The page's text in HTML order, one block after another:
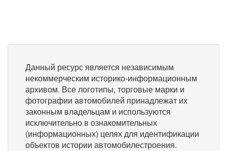
Данный ресурс является независимым
некоммерческим историко-информационным
архивом. Все логотипы, торговые марки и
фотографии автомобилей принадлежат их
законным владельцам и используются
исключительно в ознакомительных
(информационных) целях для идентификации
объектов истории автомобилестроения.